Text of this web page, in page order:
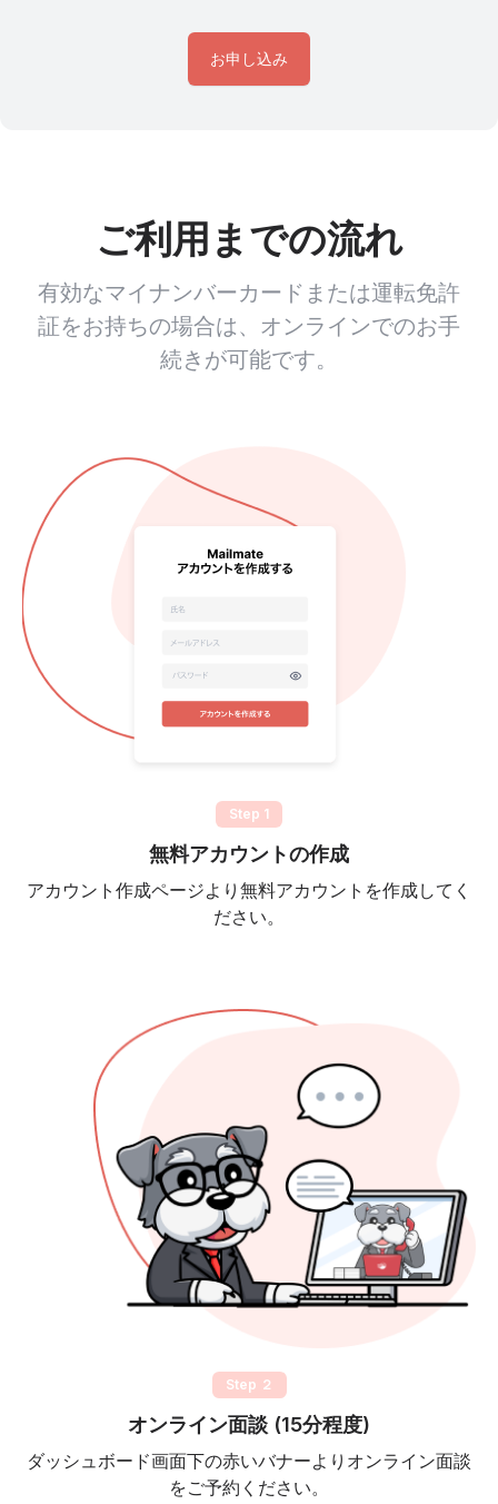
お申し込み
ご利用までの流れ
有効なマイナンバーカードまたは運転免許
証をお持ちの場合は、オンラインでのお手
続きが可能です。
Step 1
無料アカウントの作成
アカウント作成ページより無料アカウントを作成してく
ださい。
Step ２
オンライン面談 (15分程度)
ダッシュボード画面下の赤いバナーよりオンライン面談
をご予約ください。